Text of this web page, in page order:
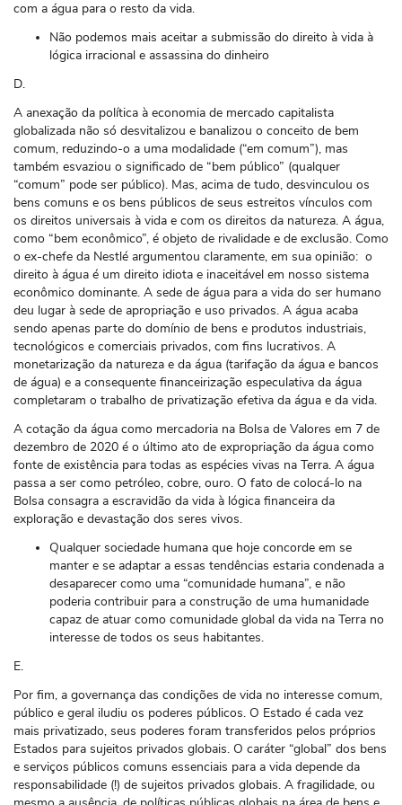
com a água para o resto da vida.
Não podemos mais aceitar a submissão do direito à vida à
lógica irracional e assassina do dinheiro
D.
A anexação da política à economia de mercado capitalista
globalizada não só desvitalizou e banalizou o conceito de bem
comum, reduzindo-o a uma modalidade (“em comum”), mas
também esvaziou o significado de “bem público” (qualquer
“comum” pode ​​ser público). Mas, acima de tudo, desvinculou os
bens comuns e os bens públicos de seus estreitos vínculos com
os direitos universais à vida e com os direitos da natureza. A água,
como “bem econômico”, é objeto de rivalidade e de exclusão. Como
o ex-chefe da Nestlé argumentou claramente, em sua opinião: o
direito à água é um direito idiota e inaceitável em nosso sistema
econômico dominante. A sede de água para a vida do ser humano
deu lugar à sede de apropriação e uso privados. A água acaba
sendo apenas parte do domínio de bens e produtos industriais,
tecnológicos e comerciais privados, com fins lucrativos. A
monetarização da natureza e da água (tarifação da água e bancos
de água) e a consequente financeirização especulativa da água
completaram o trabalho de privatização efetiva da água e da vida.
A cotação da água como mercadoria na Bolsa de Valores em 7 de
dezembro de 2020 é o último ato de expropriação da água como
fonte de existência para todas as espécies vivas na Terra. A água
passa a ser como petróleo, cobre, ouro. O fato de colocá-lo na
Bolsa consagra a escravidão da vida à lógica financeira da
exploração e devastação dos seres vivos.
Qualquer sociedade humana que hoje concorde em se
manter e se adaptar a essas tendências estaria condenada a
desaparecer como uma “comunidade humana”, e não
poderia contribuir para a construção de uma humanidade
capaz de atuar como comunidade global da vida na Terra no
interesse de todos os seus habitantes.
E.
Por fim, a governança das condições de vida no interesse comum,
público e geral iludiu os poderes públicos. O Estado é cada vez
mais privatizado, seus poderes foram transferidos pelos próprios
Estados para sujeitos privados globais. O caráter “global” dos bens
e serviços públicos comuns essenciais para a vida depende da
responsabilidade (!) de sujeitos privados globais. A fragilidade, ou